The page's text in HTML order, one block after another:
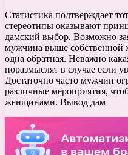
Статистика подтверждает
стереотипы оказывают
дамский выбор. Возможно
мужчина выше собственной
одна обратная. Неважно
поразмыслят в случае если
Достаточно часто мужчин
различные мероприятия,
женщинами. Вывод дам